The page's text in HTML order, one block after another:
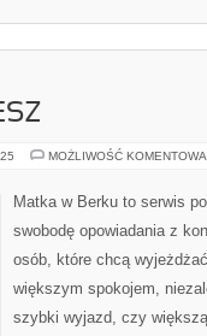
MOŻLIWOŚĆ
Matka w Berku to serwis
swobodę opowiadania z
osób, które chcą
większym spokojem,
szybki wyjazd, czy